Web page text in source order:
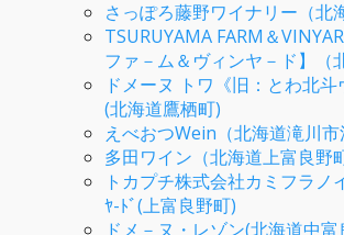
さっぽろ藤野ワイナリー（北
TSURUYAMA FARM＆
ファ－ム＆ヴィンヤ－ド】（
ドメーヌ トワ《旧：とわ北斗
(北海道鷹栖町)
えべおつWein（北海道滝川市
多田ワイン（北海道上富良野
トカプチ株式会社カミフラノ
ﾔ-ﾄﾞ(上富良野町)
ドメ－ヌ・レゾン(北海道中富